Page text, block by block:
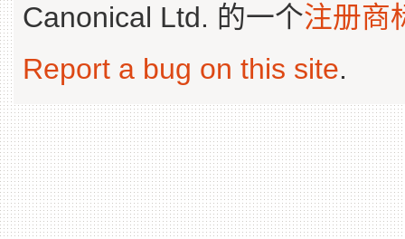
Canonical Ltd. 的一个注册商
Report a bug on this site.